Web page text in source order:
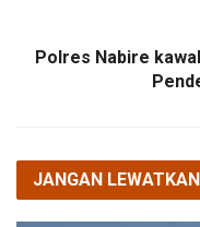
Polres Nabire
JANGAN LEWATKAN